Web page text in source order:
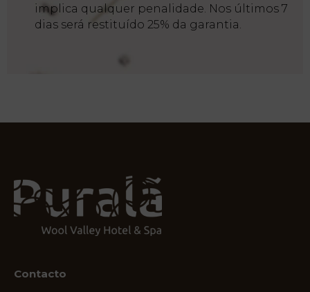
implica qualquer penalidade. Nos últimos 7
dias será restituído 25% da garantia.
Contacto